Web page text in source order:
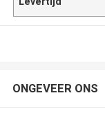
ONGEVEER ONS